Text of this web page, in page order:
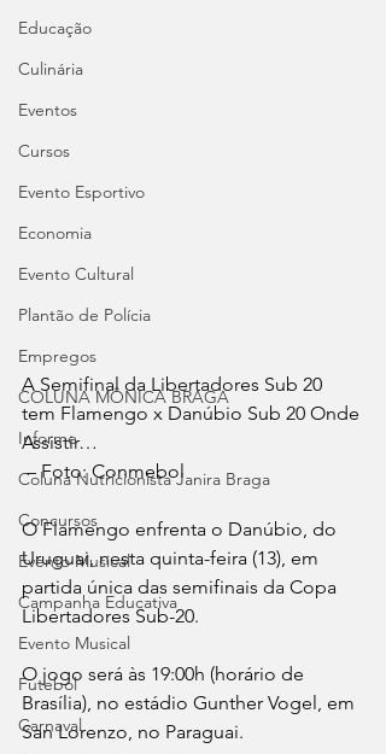
Educação
Culinária
Eventos
Cursos
Evento Esportivo
Economia
Evento Cultural
Plantão de Polícia
Empregos
COLUNA MÔNICA BRAGA
Informe
Coluna Nutricionista Janira Braga
Concursos
Evento Musical
Campanha Educativa
Evento Musical
Futebol
Carnaval
A Semifinal da Libertadores Sub 20
tem Flamengo x Danúbio Sub 20 Onde
Assistir…
– Foto: Conmebol
O Flamengo enfrenta o Danúbio, do
Uruguai, nesta quinta-feira (13), em
partida única das semifinais da Copa
Libertadores Sub-20.
O jogo será às 19:00h (horário de
Brasília), no estádio Gunther Vogel, em
San Lorenzo, no Paraguai.